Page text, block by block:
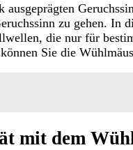
zu gehen.
die nur für
Sie die
mit dem